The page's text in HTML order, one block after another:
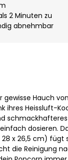
2 Minuten zu
abnehmbar
Hauch
ihres Heissluft-
dosieren.
x 26,5 cm) fügt
die Reinigung